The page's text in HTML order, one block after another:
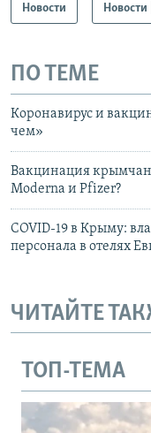
Новости
ПО ТЕМЕ
Коронавирус и
чем»
Вакцинация
Moderna и Pfizer?
COVID-19 в Крыму:
персонала в отелях
ЧИТАЙТЕ
ТОП-ТЕМА